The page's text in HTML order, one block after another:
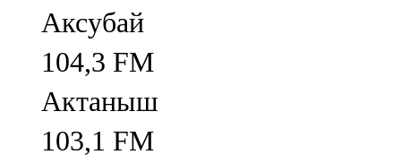
Аксубай
104,3 FM
Актаныш
103,1 FM